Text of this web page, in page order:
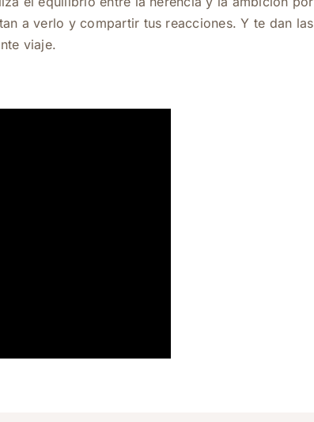
a verlo y compartir tus reacciones. Y te dan las
viaje.